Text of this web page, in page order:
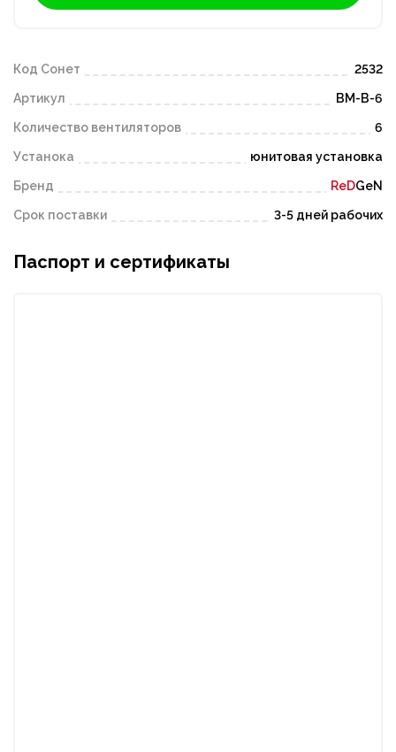
Код Сонет 2532
Артикул ВМ-В-6
Количество вентиляторов 6
Устанока юнитовая установка
Бренд ReDGeN
Срок поставки 3-5 дней рабочих
Паспорт и сертификаты